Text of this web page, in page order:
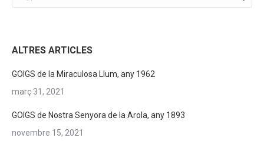
ALTRES ARTICLES
GOIGS de la Miraculosa Llum, any 1962
març 31, 2021
GOIGS de Nostra Senyora de la Arola, any 1893
novembre 15, 2021